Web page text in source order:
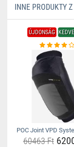
INNE PRODUKTY
ÚJDONSÁG
POC Joint VPD
60463 Ft